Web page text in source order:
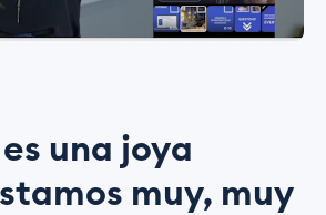
una joya
muy, muy